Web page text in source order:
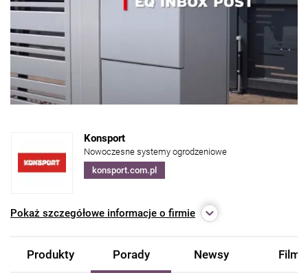
Konsport
Nowoczesne systemy ogrodzeniowe
konsport.com.pl
Pokaż szczegółowe informacje o firmie
Produkty Porady Newsy Filmy